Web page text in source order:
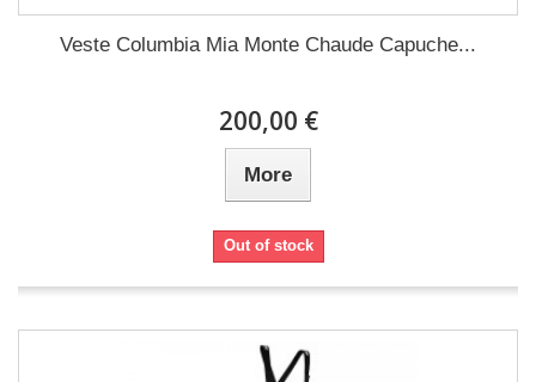
Veste Columbia Mia Monte Chaude Capuche...
200,00 €
More
Out of stock